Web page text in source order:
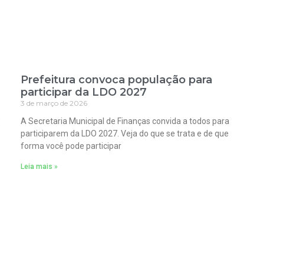
Prefeitura convoca população para
participar da LDO 2027
3 de março de 2026
A Secretaria Municipal de Finanças convida a todos para
participarem da LDO 2027. Veja do que se trata e de que
forma você pode participar
Leia mais »